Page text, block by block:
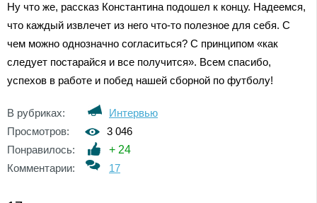
Ну что же, рассказ Константина подошел к концу. Надеемся,
что каждый извлечет из него что-то полезное для себя. С
чем можно однозначно согласиться? С принципом «как
следует постарайся и все получится». Всем спасибо,
успехов в работе и побед нашей сборной по футболу!
В рубриках:
Интервью
Просмотров:
3 046
Понравилось:
+ 24
Комментарии:
17